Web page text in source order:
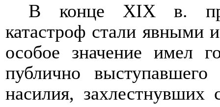
В конце XIX в.
катастроф стали явными
особое значение имел
публично
насилия,